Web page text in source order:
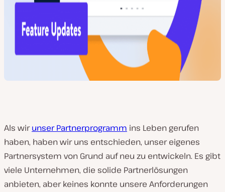
Als wirunser Partnerprogramm ins Leben gerufen
haben, haben wir uns entschieden, unser eigenes
Partnersystem von Grund auf neu zu entwickeln. Es gibt
viele Unternehmen, die solide Partnerlösungen
anbieten, aber keines konnte unsere Anforderungen